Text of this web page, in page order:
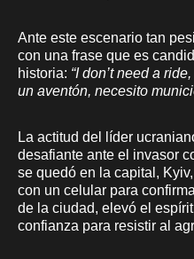
Ante este escenario tan
con una frase que es
historia: “I don’t need a
un aventón, necesito
La actitud del líder
desafiante ante el invasor
se quedó en la capital,
con un celular para
de la ciudad, elevó el
confianza para resistir al